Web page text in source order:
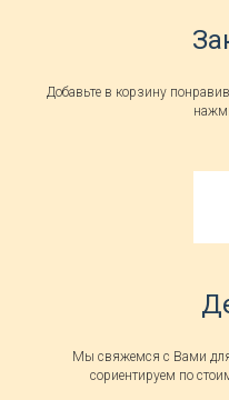
Добавьте в корзину
Мы свяжемся с Вами для
сориентируем по